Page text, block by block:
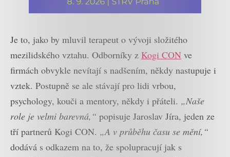
Je to, jako by mluvil terapeut o vývoji složitého
mezilidského vztahu. Odborníky z Kogi CON ve
firmách obvykle nevítají s nadšením, někdy nastupuje i
vztek. Postupně se ale stávají pro lidi vrbou,
psychology, kouči a mentory, někdy i přáteli. „Naše
role je velmi barevná,“ popisuje Jaroslav Jíra, jeden ze
tří partnerů Kogi CON. „A v průběhu času se mění,“
dodává s odkazem na to, že spolupracují jak s